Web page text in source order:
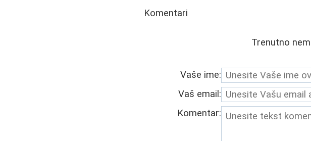
Komentari
Trenutno
Vaše ime:
Vaš email:
Komentar: